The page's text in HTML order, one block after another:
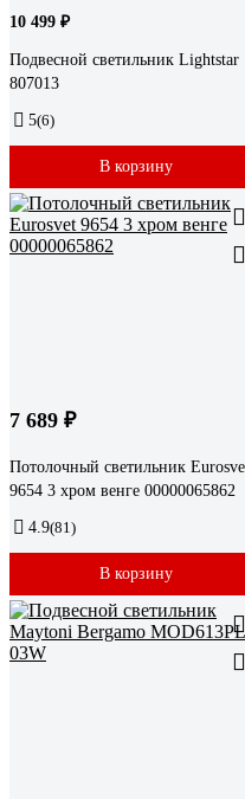
10 499 ₽
Подвесной светильник Lightstar
807013
5(6)
В корзину
7 689 ₽
Потолочный светильник
9654 3 хром венге 00000065862
4.9(81)
В корзину